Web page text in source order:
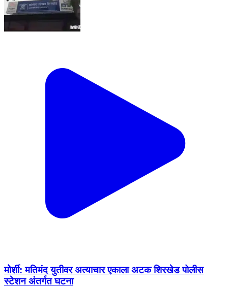
मोर्शी: मतिमंद युतीवर अत्याचार एकाला अटक शिरखेड पोलीस
स्टेशन अंतर्गत घटना